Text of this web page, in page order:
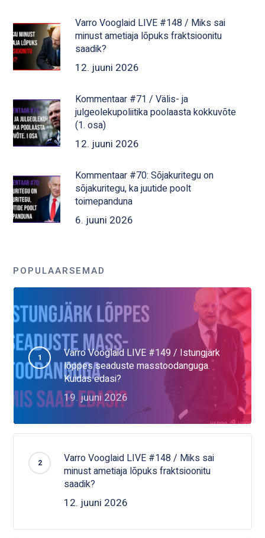
Varro Vooglaid LIVE #148 / Miks sai
minust ametiaja lõpuks fraktsioonitu
saadik?
12. juuni 2026
Kommentaar #71 / Välis- ja
julgeolekupoliitika poolaasta kokkuvõte
(1. osa)
12. juuni 2026
Kommentaar #70: Sõjakuritegu on
sõjakuritegu, ka juutide poolt
toimepanduna
6. juuni 2026
POPULAARSEMAD
Varro Vooglaid LIVE #149 / Istungjärk
lõppes seaduste masstoodanguga.
Kuidas edasi?
19. juuni 2026
Varro Vooglaid LIVE #148 / Miks sai
minust ametiaja lõpuks fraktsioonitu
saadik?
12. juuni 2026